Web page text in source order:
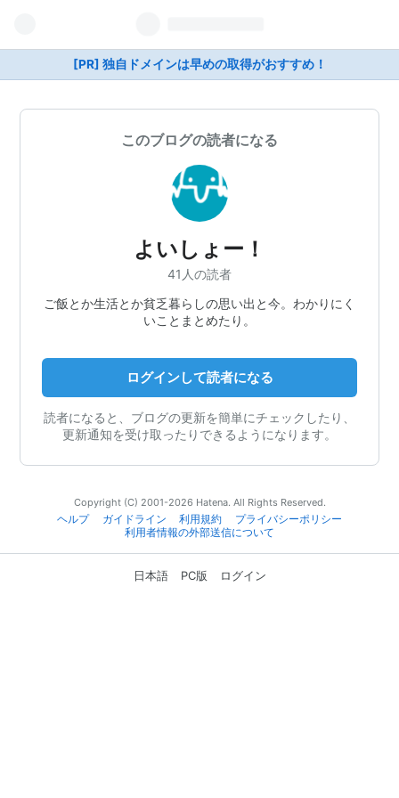
[PR] 独自ドメインは早めの取得がおすすめ！
このブログの読者になる
よいしょー！
41人の読者
ご飯とか生活とか貧乏暮らしの思い出と今。わかりにく
いことまとめたり。
ログインして読者になる
読者になると、ブログの更新を簡単にチェックしたり、
更新通知を受け取ったりできるようになります。
Copyright (C) 2001-2026 Hatena. All Rights Reserved.
ヘルプ
ガイドライン 利用規約
プライバシーポリシー
利用者情報の外部送信について
日本語 PC版 ログイン